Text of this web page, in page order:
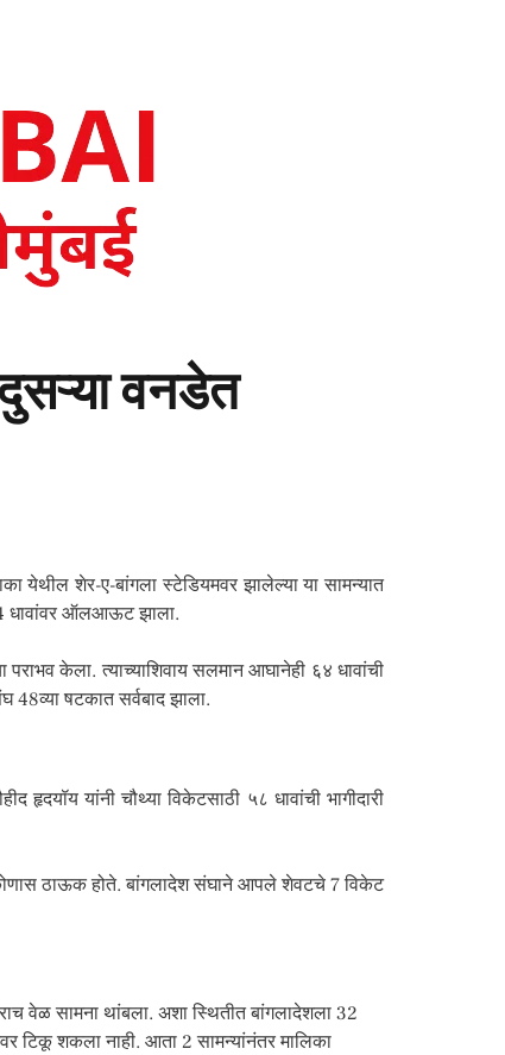
वनडेत
येथील शेर-ए-बांगला स्टेडियमवर झालेल्या या सामन्यात
धावांवर ऑलआऊट झाला.
केला. त्याच्याशिवाय सलमान आघानेही ६४ धावांची
48व्या षटकात सर्वबाद झाला.
यांनी चौथ्या विकेटसाठी ५८ धावांची भागीदारी
कोणास ठाऊक होते. बांगलादेश संघाने आपले शेवटचे 7 विकेट
वेळ सामना थांबला. अशा स्थितीत बांगलादेशला 32
टिकू शकला नाही. आता 2 सामन्यांनंतर मालिका